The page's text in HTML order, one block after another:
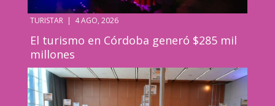
TURISTAR | 4 AGO, 2026
El turismo en Córdoba generó $285 mil
millones